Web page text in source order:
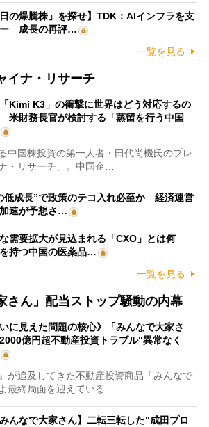
日の爆騰株」を探せ】TDK：AIインフラを支
ー 成長の再評…
一覧を見る
イナ・リサーチ
Kimi K3」の衝撃に世界はどう対応するの
米財務長官が検討する「蒸留を行う中国
中国株投資の第一人者・田代尚機氏のプレ
・リサーチ」。中国企…
低成長”で政策のテコ入れ必至か 経済運営
速が予想さ…
需要拡大が見込まれる「CXO」とは何
持つ中国の医薬品…
一覧を見る
さん」配当ストップ騒動の内幕
いに見えた問題の核心》「みんなで大家さ
億円超不動産投資トラブル“異常なく
が追及してきた不動産投資商品「みんなで
最終局面を迎えている…
んなで大家さん】二転三転した“成田プロ